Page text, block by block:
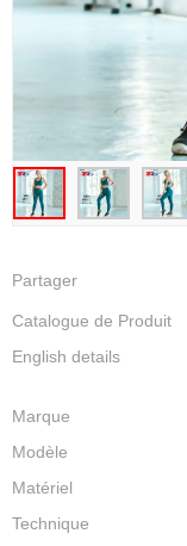
Partager
Catalogue de Produit
English details
Marque
Modèle
Matériel
Technique